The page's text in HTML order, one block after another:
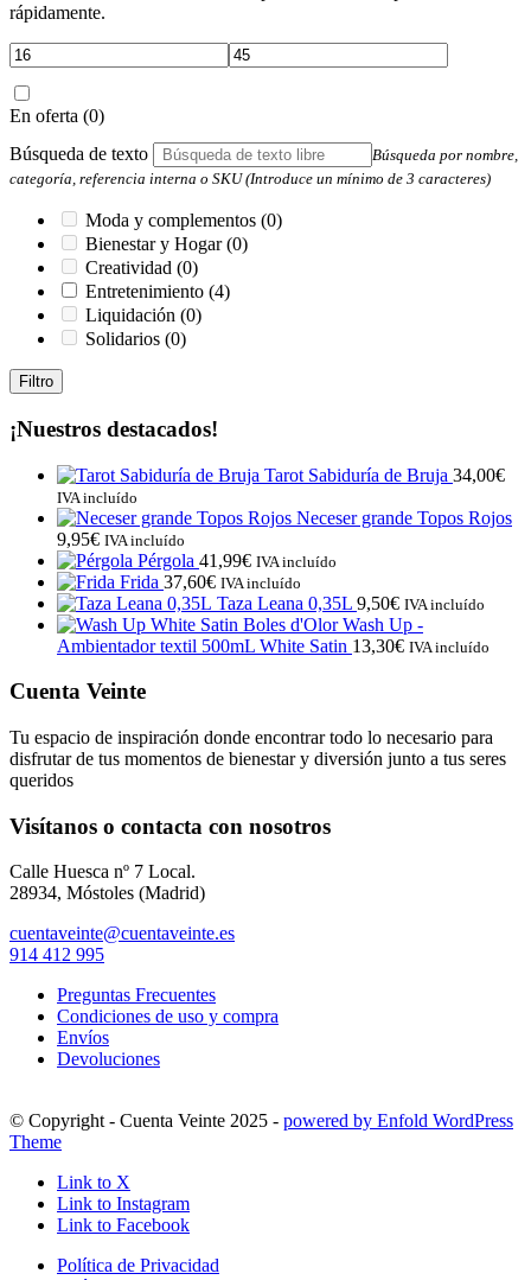
rápidamente.
En oferta (0)
Búsqueda de texto
Búsqueda por nombre,
categoría, referencia interna o SKU (Introduce un mínimo de 3 caracteres)
Moda y complementos (0)
Bienestar y Hogar(0)
Creatividad (0)
Entretenimiento (4)
Liquidación (0)
Solidarios (0)
Filtro
¡Nuestros destacados!
Tarot Sabiduría de Bruja 34,00€
IVA incluído
Neceser grande Topos Rojos
9,95€ IVA incluído
Pérgola 41,99€ IVA incluído
Frida 37,60€ IVA incluído
Taza Leana 0,35L 9,50€ IVA incluído
Wash Up -
Ambientador textil 500mL White Satin 13,30€ IVA incluído
Cuenta Veinte
Tu espacio de inspiración donde encontrar todo lo necesario para
disfrutar de tus momentos de bienestar y diversión junto a tus seres
queridos
Visítanos o contacta con nosotros
Calle Huesca nº 7 Local.
28934, Móstoles (Madrid)
cuentaveinte@cuentaveinte.es
914 412 995
Preguntas Frecuentes
Condiciones de uso y compra
Envíos
Devoluciones
© Copyright - Cuenta Veinte 2025 - powered by Enfold WordPress
Theme
Link to X
Link to Instagram
Link to Facebook
Política de Privacidad